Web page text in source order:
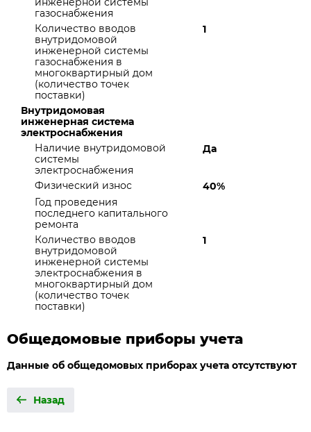
газоснабжения
Количество вводов
внутридомовой
инженерной системы
газоснабжения в
многоквартирный дом
(количество точек
поставки)
1
Внутридомовая
инженерная система
электроснабжения
Наличие внутридомовой
системы
электроснабжения
Да
Физический износ
40%
Год проведения
последнего капитального
ремонта
Количество вводов
внутридомовой
инженерной системы
электроснабжения в
многоквартирный дом
(количество точек
поставки)
1
Общедомовые приборы учета
Данные об общедомовых приборах учета отсутствуют
Назад